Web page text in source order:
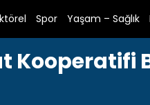
Spor Yaşam – Sağlık
Kooperatifi